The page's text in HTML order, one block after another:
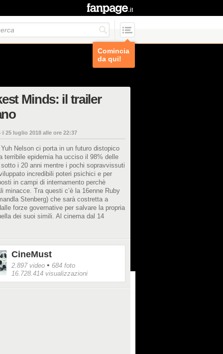
Comincia
da qui!
Minds: il trailer
il 25 luglio 2018 alle ore 22:37
Nelson ci porta in un futuro distopico
terribile epidemia ha ucciso il 98% delle
sotto i 20 anni mentre i pochi sopravvissuti
incredibili poteri psichici e per
in campi di internamento perchè
minacce. Tra questi c’è la 16enne Ruby
Stenberg) che sarà costretta a
forze governative per salvare la propria
dei suoi simili. Al cinema dal 14
CineMust
2.897 video • 684 foto
16.728.414 visualizzazioni